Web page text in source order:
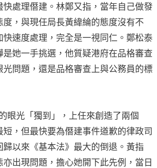
處理僭建。林鄭又指，當年自己做發
，與現任局長黃緯綸的態度沒有不
速度處理，完全是一視同仁。鄭松泰
她一手挑選，他質疑港府在品格審查
光問題，還是品格審查上與公務員的標
眼光「獨到」，上任來創造了兩個
短，但最快要為僭建事件道歉的律政司
以來《基本法》最大的倒退。黃指
出現問題，擔心她開下此先例，當日